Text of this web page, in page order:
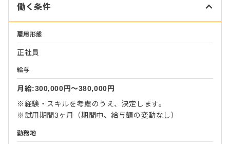
働く条件
雇用形態
正社員
給与
月給:300,000円〜380,000円
※経験・スキルを考慮のうえ、決定します。
※試用期間3ヶ月（期間中、給与額の変動なし）
勤務地